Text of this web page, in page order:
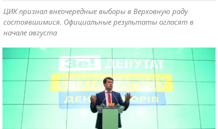
ЦИК признал внеочередные выборы в Верховную раду
состоявшимися. Официальные результаты огласят в
начале августа